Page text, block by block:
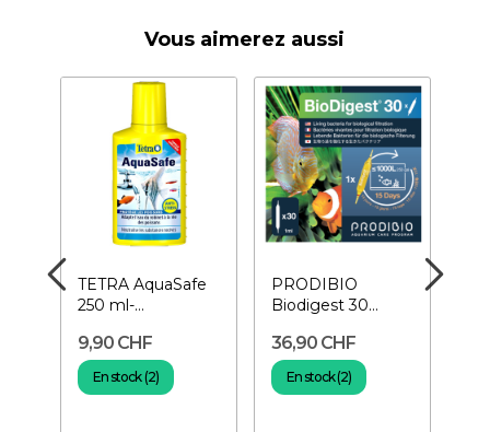
Vous aimerez aussi
TETRA AquaSafe
250 ml-
d'eau
9,90 CHF
En stock (2)
PRODIBIO
Biodigest 30
Bactéries pour
aquarium
36,90 CHF
En stock (2)